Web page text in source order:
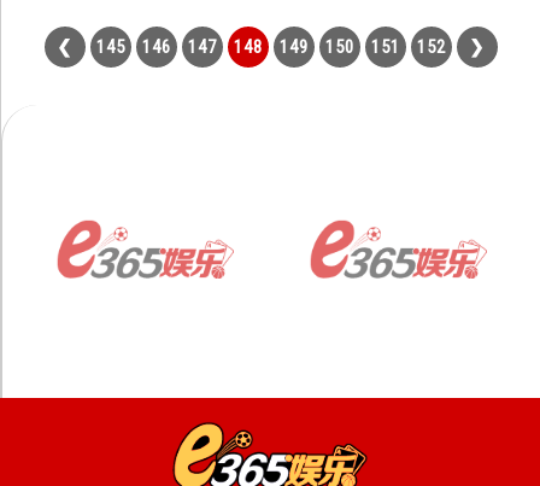
145 146 147 148 149 150 151 152